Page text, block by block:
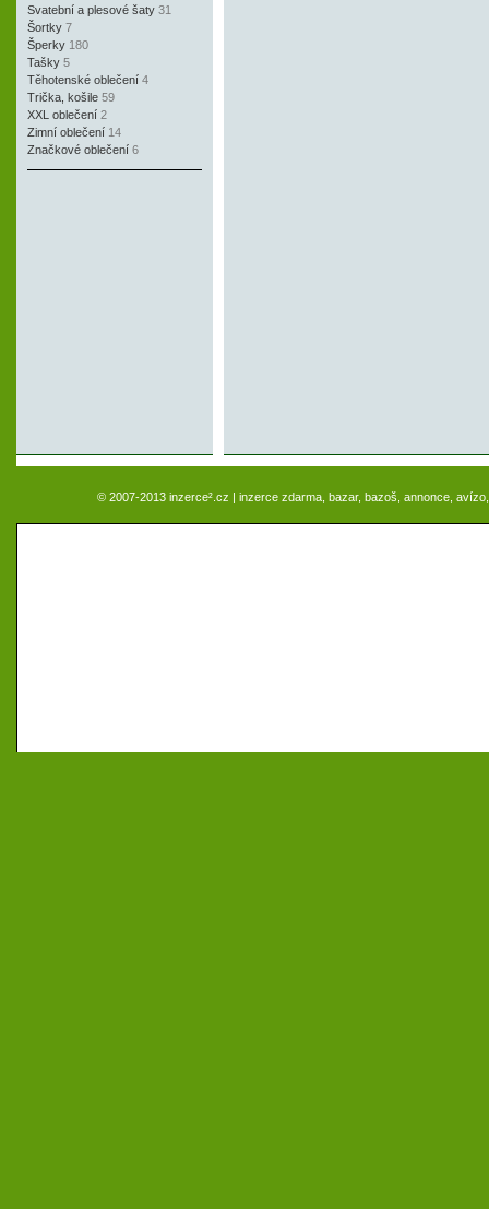
Svatební a plesové šaty 31
Šortky 7
Šperky 180
Tašky 5
Těhotenské oblečení 4
Trička, košile 59
XXL oblečení 2
Zimní oblečení 14
Značkové oblečení 6
© 2007-2013 inzerce².cz | inzerce zdarma, bazar, bazoš, annonce,